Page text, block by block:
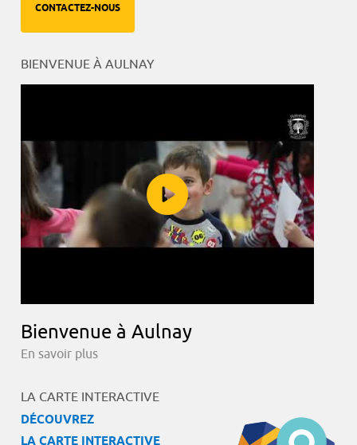
CONTACTEZ-NOUS
BIENVENUE À AULNAY
Bienvenue à Aulnay
En savoir plus
LA CARTE INTERACTIVE
DÉCOUVREZ
LA CARTE INTERACTIVE